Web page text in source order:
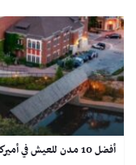
أفضل 10 مدن للعيش في أميركا